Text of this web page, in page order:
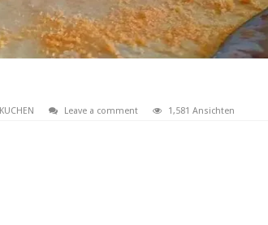
KUCHEN Leave a comment 1,581 Ansichten